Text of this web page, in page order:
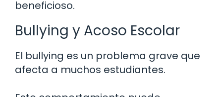
beneficioso.
Bullying y Acoso Escolar
El bullying es un problema grave que
afecta a muchos estudiantes.